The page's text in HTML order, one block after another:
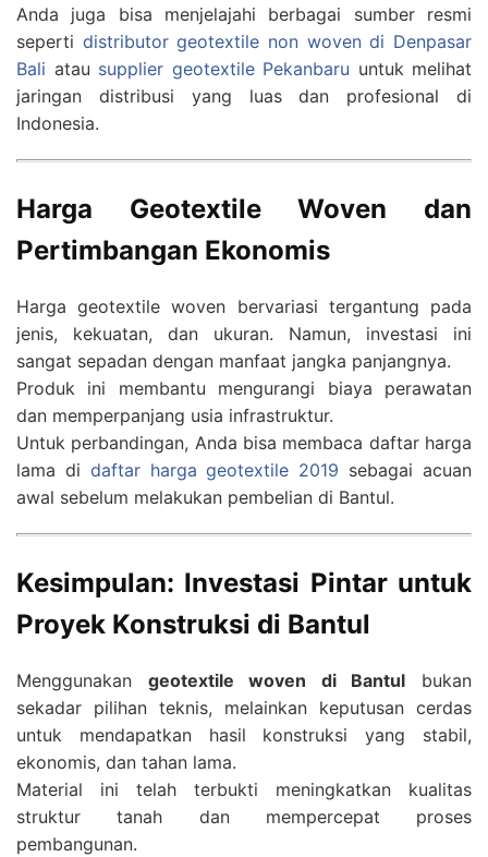
Anda juga bisa menjelajahi berbagai sumber resmi
seperti distributor geotextile non woven di Denpasar
Bali atau supplier geotextile Pekanbaru untuk melihat
jaringan distribusi yang luas dan profesional di
Indonesia.
Harga Geotextile Woven dan
Pertimbangan Ekonomis
Harga geotextile woven bervariasi tergantung pada
jenis, kekuatan, dan ukuran. Namun, investasi ini
sangat sepadan dengan manfaat jangka panjangnya.
Produk ini membantu mengurangi biaya perawatan
dan memperpanjang usia infrastruktur.
Untuk perbandingan, Anda bisa membaca daftar harga
lama di daftar harga geotextile 2019 sebagai acuan
awal sebelum melakukan pembelian di Bantul.
Kesimpulan: Investasi Pintar untuk
Proyek Konstruksi di Bantul
Menggunakan geotextile woven di Bantul bukan
sekadar pilihan teknis, melainkan keputusan cerdas
untuk mendapatkan hasil konstruksi yang stabil,
ekonomis, dan tahan lama.
Material ini telah terbukti meningkatkan kualitas
struktur tanah dan mempercepat proses
pembangunan.